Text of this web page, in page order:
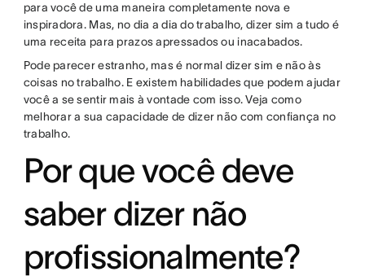
para você de uma maneira completamente nova e
inspiradora. Mas, no dia a dia do trabalho, dizer sim a tudo é
uma receita para prazos apressados ou inacabados.
Pode parecer estranho, mas é normal dizer sim e não às
coisas no trabalho. E existem habilidades que podem ajudar
você a se sentir mais à vontade com isso. Veja como
melhorar a sua capacidade de dizer não com confiança no
trabalho.
Por que você deve
saber dizer não
profissionalmente?